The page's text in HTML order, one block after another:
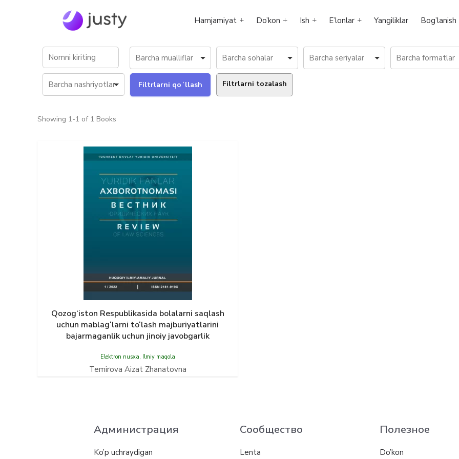
Hamjamiyat Do’kon Ish E’lonlar Yangiliklar Bog’lanish
Filtrlarni tozalash
Showing 1-1 of 1 Books
Qozog‘iston Respublikasida bolalarni saqlash
uchun mablag‘larni to‘lash majburiyatlarini
bajarmaganlik uchun jinoiy javobgarlik
Elektron nusxa, Ilmiy maqola
Temirova Aizat Zhanatovna
Администрация
Ko’p uchraydigan
Сообщество
Lenta
Полезное
Do’kon